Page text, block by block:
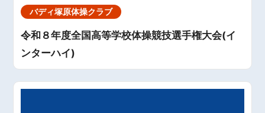
バディ塚原体操クラブ
令和８年度全国高等学校体操競技選手権大会(イ
ンターハイ)